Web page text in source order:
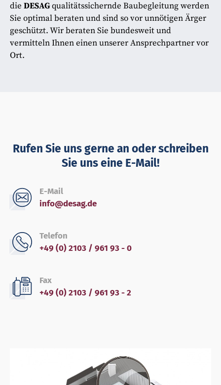
die DESAGqualitätssichernde Baubegleitung werden
Sie optimal beraten und sind so vor unnötigen Ärger
geschützt. Wir beraten Sie bundesweit und
vermitteln Ihnen einen unserer Ansprechpartner vor
Ort.
Rufen Sie uns gerne an oder schreiben
Sie uns eine E-Mail!
E-Mail
info@desag.de
Telefon
+49 (0) 2103 / 961 93 - 0
Fax
+49 (0) 2103 / 961 93 - 2